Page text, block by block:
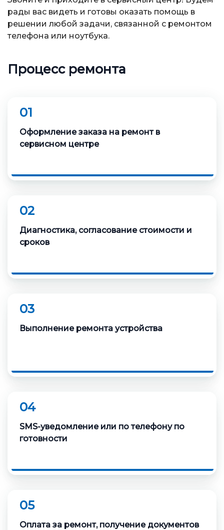
рады вас видеть и готовы оказать помощь в
решении любой задачи, связанной с ремонтом
телефона или ноутбука.
Процесс ремонта
01
Оформление заказа на ремонт в
сервисном центре
02
Диагностика, согласование стоимости и
сроков
03
Выполнение ремонта устройства
04
SMS-уведомление или по телефону по
готовности
05
Оплата за ремонт, получение документов